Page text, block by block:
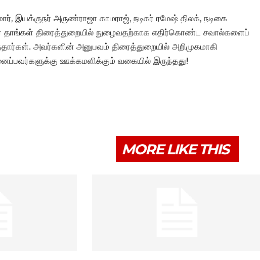
இயக்குநர் அருண்ராஜா காமராஜ், நடிகர் ரமேஷ் திலக், நடிகை
தாங்கள் திரைத்துறையில் நுழைவதற்காக எதிர்கொண்ட சவால்களைப்
அவர்களின் அனுபவம் திரைத்துறையில் அறிமுகமாகி
ஊக்கமளிக்கும் வகையில் இருந்தது!
MORE LIKE THIS